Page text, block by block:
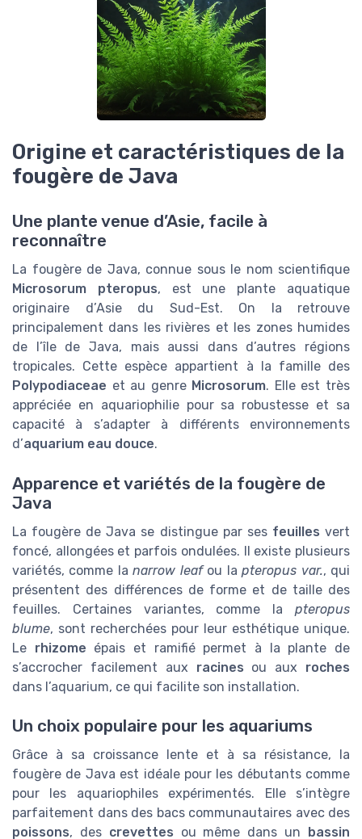
Origine et caractéristiques de la
fougère de Java
Une plante venue d’Asie, facile à
reconnaître
La fougère de Java, connue sous le nom scientifique
Microsorum pteropus, est une plante aquatique
originaire d’Asie du Sud-Est. On la retrouve
principalement dans les rivières et les zones humides
de l’île de Java, mais aussi dans d’autres régions
tropicales. Cette espèce appartient à la famille des
Polypodiaceae et au genre Microsorum. Elle est très
appréciée en aquariophilie pour sa robustesse et sa
capacité à s’adapter à différents environnements
d’aquarium eau douce.
Apparence et variétés de la fougère de
Java
La fougère de Java se distingue par ses feuilles vert
foncé, allongées et parfois ondulées. Il existe plusieurs
variétés, comme lanarrow leafou lapteropus var., qui
présentent des différences de forme et de taille des
feuilles. Certaines variantes, comme la pteropus
blume, sont recherchées pour leur esthétique unique.
Le rhizome épais et ramifié permet à la plante de
s’accrocher facilement aux racines ou aux roches
dans l’aquarium, ce qui facilite son installation.
Un choix populaire pour les aquariums
Grâce à sa croissance lente et à sa résistance, la
fougère de Java est idéale pour les débutants comme
pour les aquariophiles expérimentés. Elle s’intègre
parfaitement dans des bacs communautaires avec des
poissons, des crevettes ou même dans un bassin